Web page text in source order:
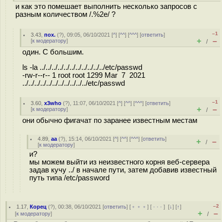
и как это помешает выполнить несколько запросов с
разным количеством /.%2e/ ?
3.43 ,пох. (?), 09:05, 06/10/2021 [^] [^^] [^^^] [ответить]
[к модератору]
–1
+ / –
один. С большим.
ls -la ../../../../../../../../../../../etc/passwd
-rw-r--r-- 1 root root 1299 Mar 7 2021
../../../../../../../../../../../etc/passwd
3.60 ,x3who (?), 11:07, 06/10/2021 [^] [^^] [^^^] [ответить]
[к модератору]
–1
+ / –
они обычно фигачат по заранее известным местам
4.89 ,aa (?), 15:14, 06/10/2021 [^] [^^] [^^^] [ответить]
[к модератору] + / –
и?
мы можем выйти из неизвестного корня веб-сервера
задав кучу ../ в начале пути, затем добавив известный
путь типа /etc/password
1.17 ,Корец (?), 00:38, 06/10/2021 [ответить] [ ﹢﹢﹢] [ · · ·][↓] [↑]
[к модератору]
–2
+ / –